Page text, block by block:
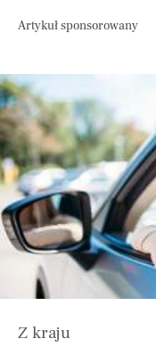
Artykuł sponsorowany
Z kraju